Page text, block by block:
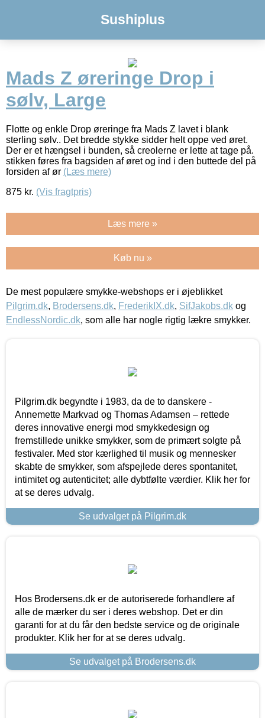
Sushiplus
Mads Z øreringe Drop i
sølv, Large
Flotte og enkle Drop øreringe fra Mads Z lavet i blank
sterling sølv.. Det bredde stykke sidder helt oppe ved øret.
Der er et hængsel i bunden, så creolerne er lette at tage på.
stikken føres fra bagsiden af øret og ind i den buttede del på
forsiden af ør (Læs mere)
875 kr. (Vis fragtpris)
Læs mere »
Køb nu »
De mest populære smykke-webshops er i øjeblikket
Pilgrim.dk, Brodersens.dk, FrederikIX.dk, SifJakobs.dk og
EndlessNordic.dk, som alle har nogle rigtig lækre smykker.
Pilgrim.dk begyndte i 1983, da de to danskere -
Annemette Markvad og Thomas Adamsen – rettede
deres innovative energi mod smykkedesign og
fremstillede unikke smykker, som de primært solgte på
festivaler. Med stor kærlighed til musik og mennesker
skabte de smykker, som afspejlede deres spontanitet,
intimitet og autenticitet; alle dybtfølte værdier. Klik her for
at se deres udvalg.
Se udvalget på Pilgrim.dk
Hos Brodersens.dk er de autoriserede forhandlere af
alle de mærker du ser i deres webshop. Det er din
garanti for at du får den bedste service og de originale
produkter. Klik her for at se deres udvalg.
Se udvalget på Brodersens.dk